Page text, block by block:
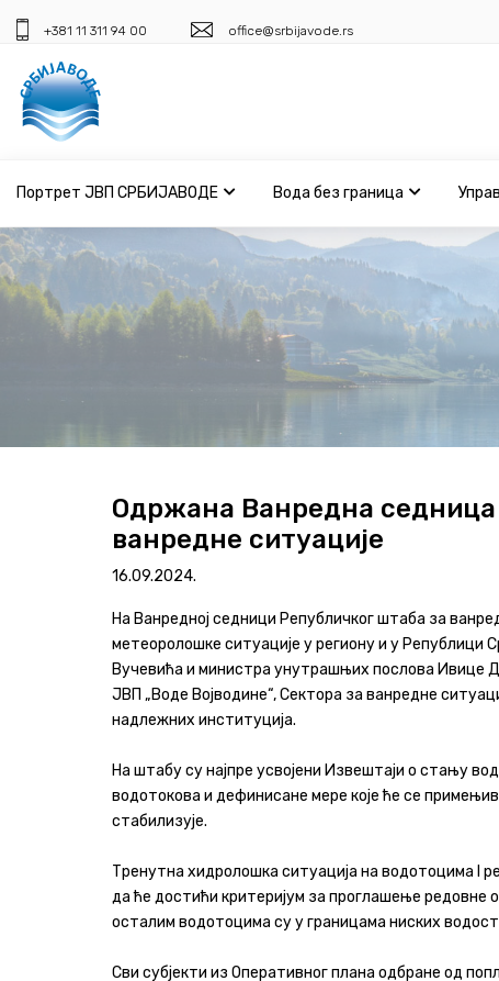
+381 11 311 94 00 office@srbijavode.rs
Портрет ЈВП СРБИЈАВОДЕ Вода без граница
Портрет ЈВП СРБИЈАВОДЕ
Вода без граница
Програми и извештаји
Контакт
+381 11 311 94 00 office@srbijavode.rs
Одржана Ванредна седница
ванредне ситуације
16.09.2024.
На Ванредној седници Републичког штаба за
метеоролошке ситуације у региону и у Републици
Вучевића и министра унутрашњих послова Ивице
ЈВП „Воде Војводине“, Сектора за ванредне
надлежних институција.
На штабу су најпре усвојени Извештаји о стању
водотокова и дефинисане мере које ће се
стабилизује.
Тренутна хидролошка ситуација на водотоцима I
да ће достићи критеријум за проглашење редовне
осталим водотоцима су у границама ниских
Сви субјекти из Оперативног плана одбране од